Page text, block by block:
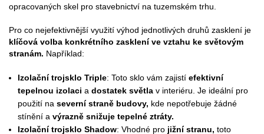
opracovaných skel pro stavebnictví na tuzemském trhu.
Pro co nejefektivnější využití výhod jednotlivých druhů zasklení je
klíčová volba konkrétního zasklení ve vztahu ke světovým
stranám. Například:
Izolační trojsklo Triple: Toto sklo vám zajistíefektivní
tepelnou izolaci adostatek světla v interiéru. Je ideální pro
použití naseverní straně budovy, kde nepotřebuje žádné
stínění avýrazně snižuje tepelné ztráty.
Izolační trojsklo Shadow: Vhodné pro jižní stranu, toto